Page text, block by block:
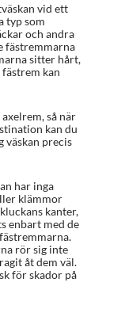
vid ett
typ som
och andra
fästremmarna
sitter hårt,
kan
så när
kan du
väskan precis
har inga
klämmor
kanter,
enbart med de
rör sig inte
åt dem väl.
för skador på